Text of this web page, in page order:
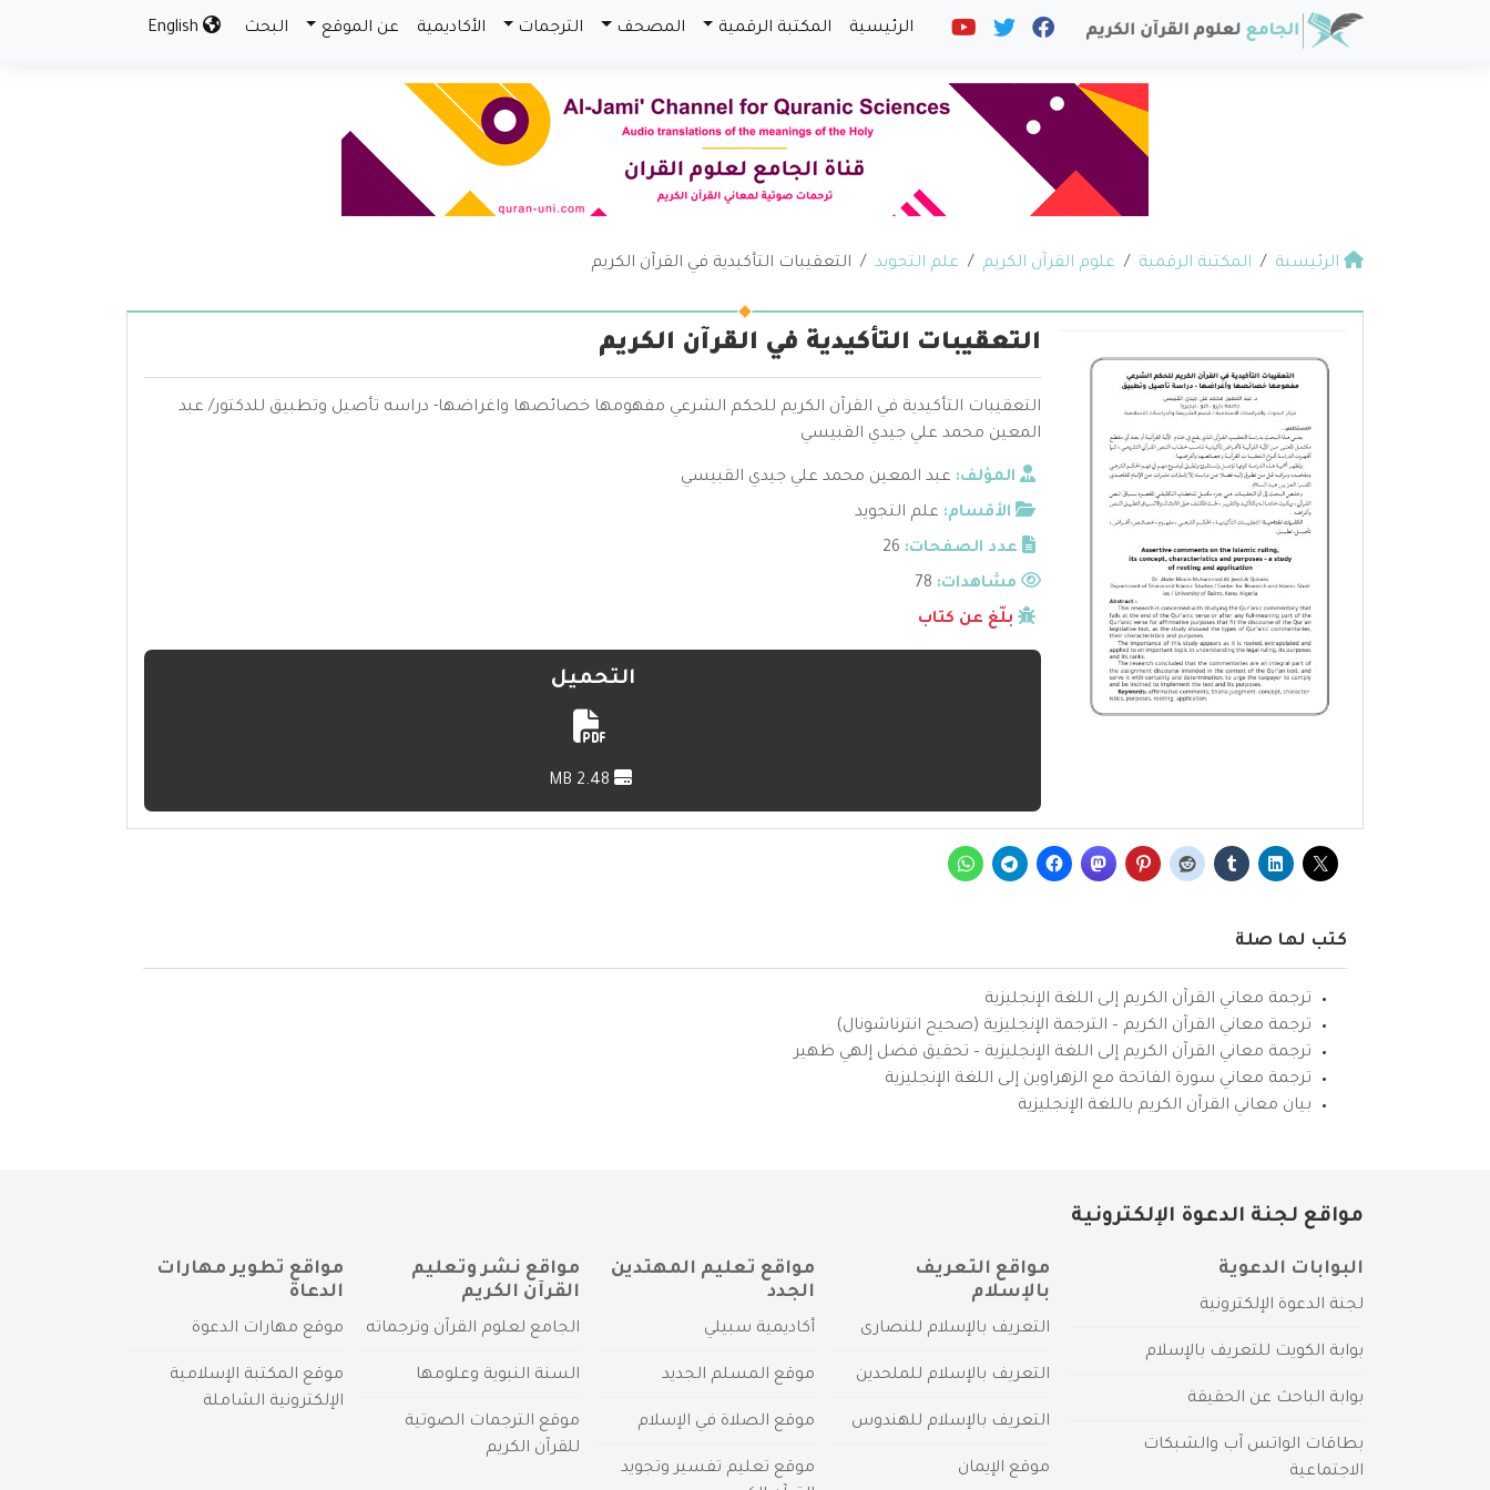
الرئيسية المكتبة الرقمية المصحف الترجمات الأكاديمية عن الموقع البحث
الرئيسية المكتبة الرقمية علوم القرآن الكريم علم التجويد التعقيبات التأكيدية في القرآن الكريم
التعقيبات التأكيدية في القرآن الكريم
التعقيبات التأكيدية في القرآن الكريم للحكم الشرعي مفهومها خصائصها واغراضها- دراسه تأصيل وتطبيق للدكتور/ عبد
المعين محمد علي جيدي القبيسي
المؤلف: عبد المعين محمد علي جيدي القبيسي
الأقسام: علم التجويد
عدد الصفحات: 26
مشاهدات:
بلّغ عن كتاب
التحميل
كتب لها صلة
ترجمة معاني القرآن الكريم إلى اللغة الإنجليزية
ترجمة معاني القرآن الكريم – الترجمة الإنجليزية (صحيح انترناشونال)
ترجمة معاني القرآن الكريم إلى اللغة الإنجليزية – تحقيق فضل إلهي ظهير
ترجمة معاني سورة الفاتحة مع الزهراوين إلى اللغة الإنجليزية
بيان معاني القرآن الكريم باللغة الإنجليزية
مواقع لجنة الدعوة الإلكترونية
البوابات الدعوية
لجنة الدعوة الإلكترونية
بوابة الكويت للتعريف بالإسلام
بوابة الباحث عن الحقيقة
بطاقات الواتس آب والشبكات
الاجتماعية
مواقع التعريف
بالإسلام
التعريف بالإسلام للنصارى
التعريف بالإسلام للملحدين
التعريف بالإسلام للهندوس
موقع الإيمان
مواقع تعليم المهتدين
الجدد
أكاديمية سبيلي
موقع المسلم الجديد
موقع الصلاة في الإسلام
موقع تعليم تفسير وتجويد
مواقع نشر وتعليم
القرآن الكريم
الجامع لعلوم القرآن وترجماته
السنة النبوية وعلومها
موقع الترجمات الصوتية
للقرآن الكريم
مواقع تطوير مهارات
الدعاة
موقع مهارات الدعوة
موقع المكتبة الإسلامية
الإلكترونية الشاملة